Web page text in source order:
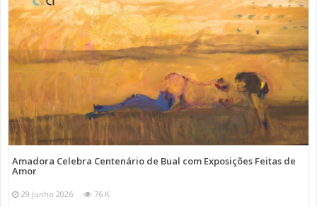
Amadora Celebra Centenário de Bual com Exposições Feitas de
Amor
29 Junho 2026 76 K